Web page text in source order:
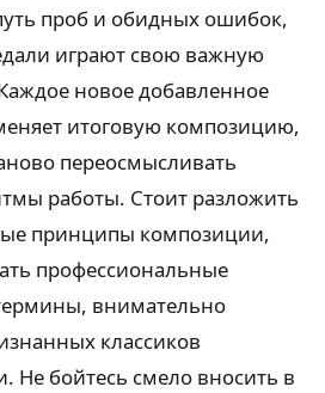
проб и обидных ошибок,
играют свою важную
новое добавленное
итоговую композицию,
переосмысливать
работы. Стоит разложить
принципы композиции,
профессиональные
внимательно
классиков
Не бойтесь смело вносить в